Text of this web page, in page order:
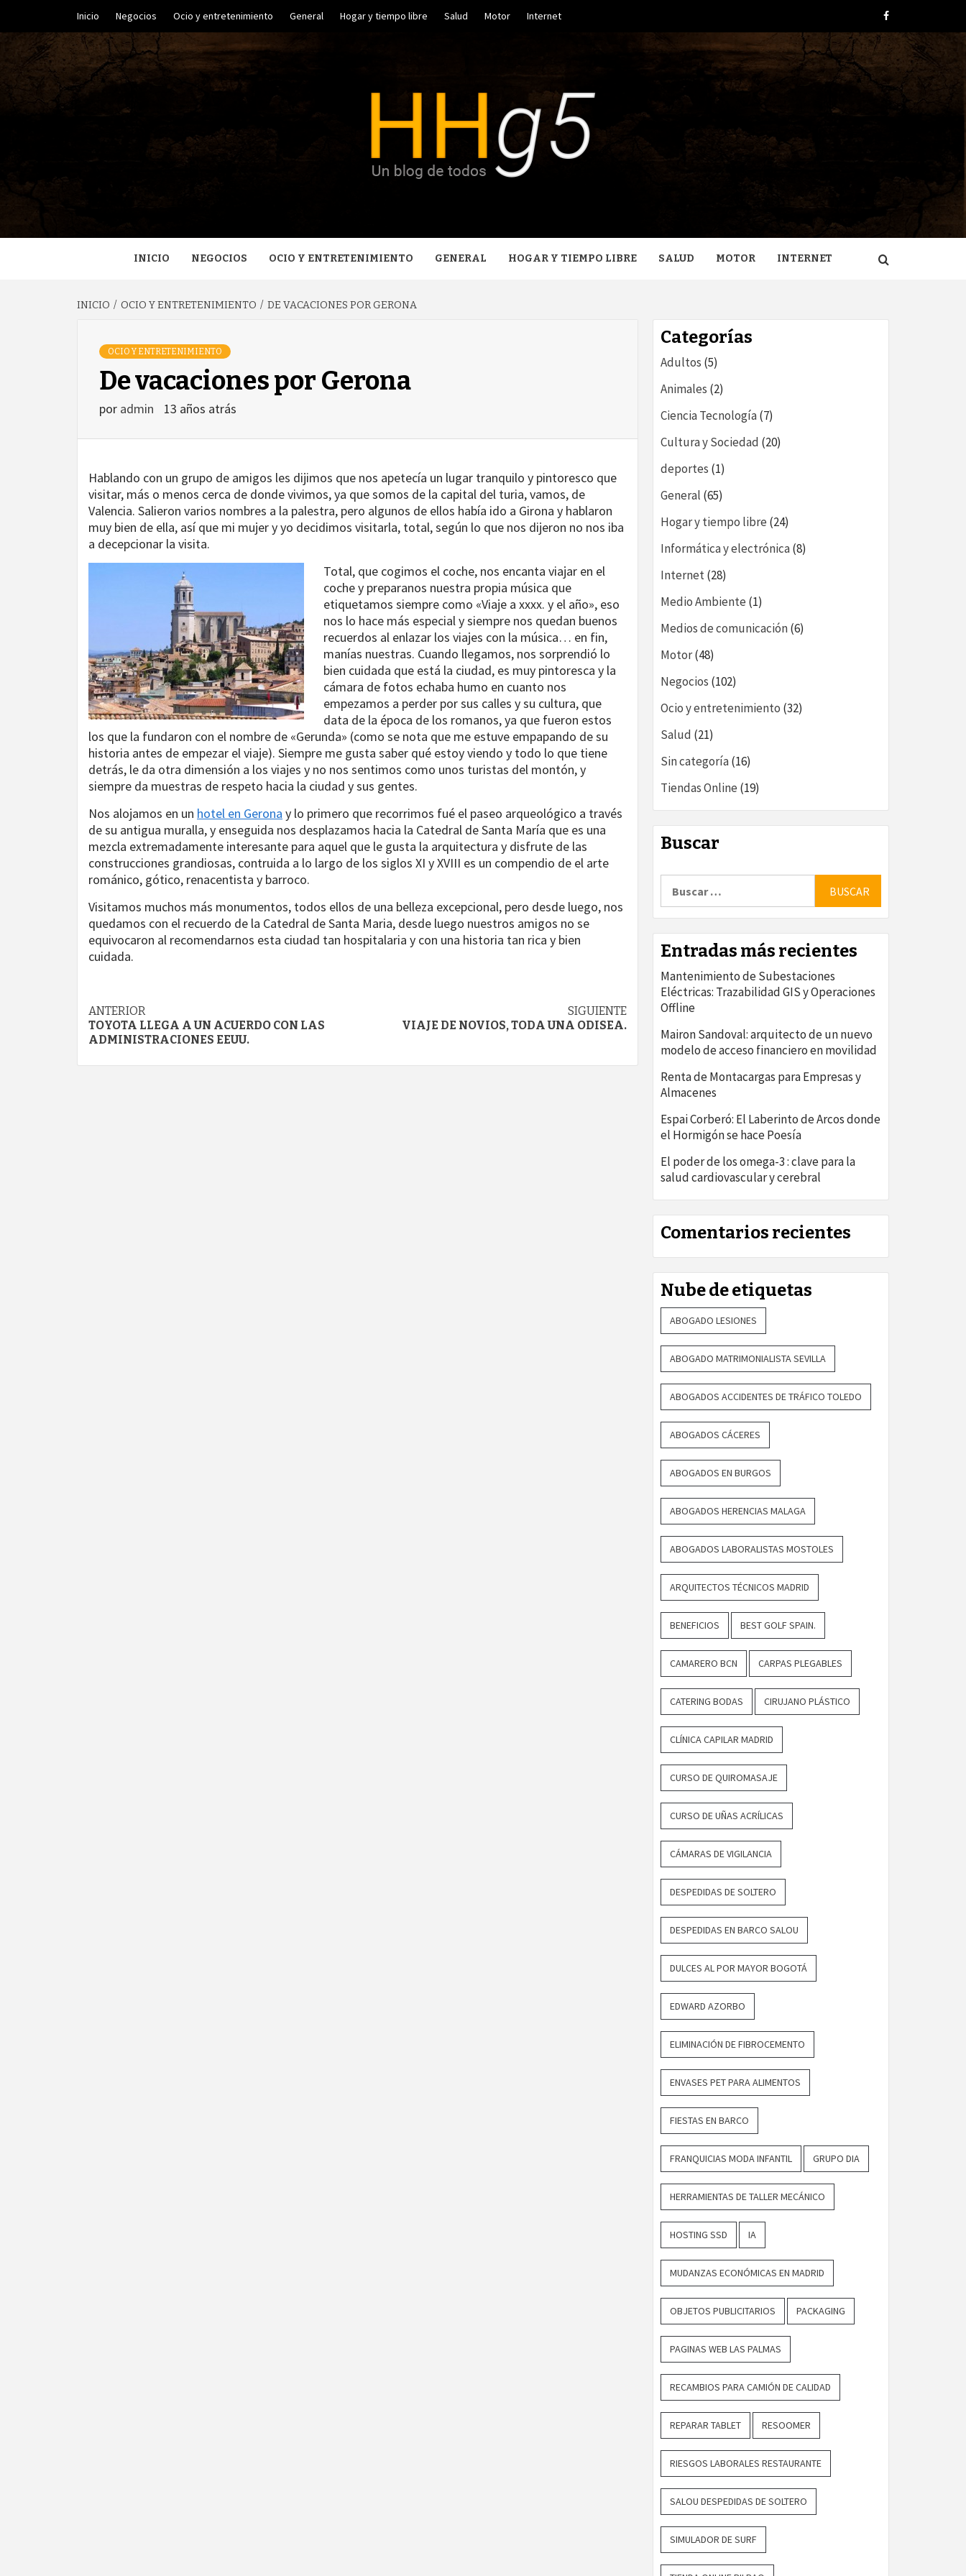
contenido
Inicio Negocios Ocio y entretenimiento General Hogar y tiempo libre Salud Motor Internet Facebook
HUGO HERRERA
GARCÍA'S BLOG
INICIO NEGOCIOS OCIO Y ENTRETENIMIENTO GENERAL HOGAR Y TIEMPO LIBRE SALUD MOTOR INTERNET
INICIO OCIO Y ENTRETENIMIENTO DE VACACIONES POR GERONA
OCIO Y ENTRETENIMIENTO
De vacaciones por Gerona
por admin 13 años atrás
Hablando con un grupo de amigos les dijimos que nos apetecía un lugar tranquilo y pintoresco que
visitar, más o menos cerca de donde vivimos, ya que somos de la capital del turia, vamos, de
Valencia. Salieron varios nombres a la palestra, pero algunos de ellos había ido a Girona y hablaron
muy bien de ella, así que mi mujer y yo decidimos visitarla, total, según lo que nos dijeron no nos iba
a decepcionar la visita.
Total, que cogimos el coche, nos encanta viajar en el
coche y preparanos nuestra propia música que
etiquetamos siempre como «Viaje a xxxx. y el año», eso
nos lo hace más especial y siempre nos quedan buenos
recuerdos al enlazar los viajes con la música… en fin,
manías nuestras. Cuando llegamos, nos sorprendió lo
bien cuidada que está la ciudad, es muy pintoresca y la
cámara de fotos echaba humo en cuanto nos
empezamos a perder por sus calles y su cultura, que
data de la época de los romanos, ya que fueron estos
los que la fundaron con el nombre de «Gerunda» (como se nota que me estuve empapando de su
historia antes de empezar el viaje). Siempre me gusta saber qué estoy viendo y todo lo que tiene
detrás, le da otra dimensión a los viajes y no nos sentimos como unos turistas del montón, y
siempre da muestras de respeto hacia la ciudad y sus gentes.
Nos alojamos en un hotel en Gerona y lo primero que recorrimos fué el paseo arqueológico a través
de su antigua muralla, y enseguida nos desplazamos hacia la Catedral de Santa María que es una
mezcla extremadamente interesante para aquel que le gusta la arquitectura y disfrute de las
construcciones grandiosas, contruida a lo largo de los siglos XI y XVIII es un compendio de el arte
románico, gótico, renacentista y barroco.
Visitamos muchos más monumentos, todos ellos de una belleza excepcional, pero desde luego, nos
quedamos con el recuerdo de la Catedral de Santa Maria, desde luego nuestros amigos no se
equivocaron al recomendarnos esta ciudad tan hospitalaria y con una historia tan rica y bien
cuidada.
Navegación
de
entradas
ANTERIOR
TOYOTA LLEGA A UN ACUERDO CON LAS
ADMINISTRACIONES EEUU.
SIGUIENTE
VIAJE DE NOVIOS, TODA UNA ODISEA.
Categorías
Adultos (5)
Animales (2)
Ciencia Tecnología(7)
Cultura y Sociedad (20)
deportes (1)
General (65)
Hogar y tiempo libre (24)
Informática y electrónica(8)
Internet(28)
Medio Ambiente (1)
Medios de comunicación(6)
Motor(48)
Negocios (102)
Ocio y entretenimiento (32)
Salud (21)
Sin categoría(16)
Tiendas Online (19)
Buscar
Entradas más recientes
Mantenimiento de Subestaciones
Eléctricas: Trazabilidad GIS y Operaciones
Offline
Mairon Sandoval: arquitecto de un nuevo
modelo de acceso financiero en movilidad
Renta de Montacargas para Empresas y
Almacenes
Espai Corberó: El Laberinto de Arcos donde
el Hormigón se hace Poesía
El poder de los omega-3 : clave para la
salud cardiovascular y cerebral
Comentarios recientes
Nube de etiquetas
ABOGADO LESIONES
ABOGADO MATRIMONIALISTA SEVILLA
ABOGADOS ACCIDENTES DE TRÁFICO TOLEDO
ABOGADOS CÁCERES
ABOGADOS EN BURGOS
ABOGADOS HERENCIAS MALAGA
ABOGADOS LABORALISTAS MOSTOLES
ARQUITECTOS TÉCNICOS MADRID
BENEFICIOS BEST GOLF SPAIN.
CAMARERO BCN CARPAS PLEGABLES
CATERING BODAS CIRUJANO PLÁSTICO
CLÍNICA CAPILAR MADRID
CURSO DE QUIROMASAJE
CURSO DE UÑAS ACRÍLICAS
CÁMARAS DE VIGILANCIA
DESPEDIDAS DE SOLTERO
DESPEDIDAS EN BARCO SALOU
DULCES AL POR MAYOR BOGOTÁ
EDWARD AZORBO
ELIMINACIÓN DE FIBROCEMENTO
ENVASES PET PARA ALIMENTOS
FIESTAS EN BARCO
FRANQUICIAS MODA INFANTIL GRUPO DIA
HERRAMIENTAS DE TALLER MECÁNICO
HOSTING SSD IA
MUDANZAS ECONÓMICAS EN MADRID
OBJETOS PUBLICITARIOS PACKAGING
PAGINAS WEB LAS PALMAS
RECAMBIOS PARA CAMIÓN DE CALIDAD
REPARAR TABLET RESOOMER
RIESGOS LABORALES RESTAURANTE
SALOU DESPEDIDAS DE SOLTERO
SIMULADOR DE SURF